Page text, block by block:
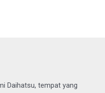
Daihatsu, tempat yang